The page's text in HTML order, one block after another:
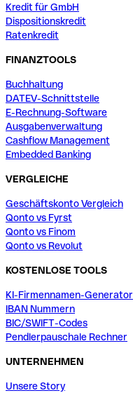
Kredit für GmbH
Dispositionskredit
Ratenkredit
FINANZTOOLS
Buchhaltung
DATEV-Schnittstelle
E-Rechnung-Software
Ausgabenverwaltung
Cashflow Management
Embedded Banking
VERGLEICHE
Geschäftskonto Vergleich
Qonto vs Fyrst
Qonto vs Finom
Qonto vs Revolut
KOSTENLOSE TOOLS
KI-Firmennamen-Generator
IBAN Nummern
BIC/SWIFT-Codes
Pendlerpauschale Rechner
UNTERNEHMEN
Unsere Story